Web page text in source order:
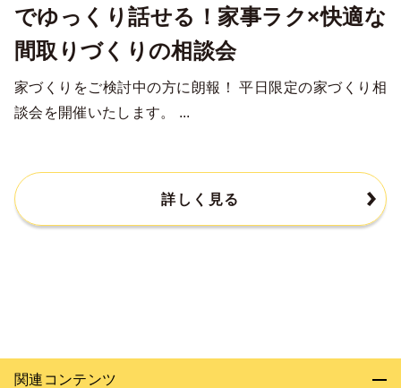
でゆっくり話せる！家事ラク×快適な
間取りづくりの相談会
家づくりをご検討中の方に朗報！ 平日限定の家づくり相
談会を開催いたします。 ...
詳しく見る
関連コンテンツ